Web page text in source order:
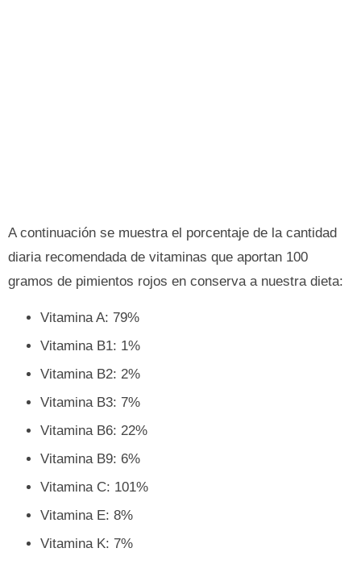
A continuación se muestra el porcentaje de la cantidad
diaria recomendada de vitaminas que aportan 100
gramos de pimientos rojos en conserva a nuestra dieta:
Vitamina A: 79%
Vitamina B1: 1%
Vitamina B2: 2%
Vitamina B3: 7%
Vitamina B6: 22%
Vitamina B9: 6%
Vitamina C: 101%
Vitamina E: 8%
Vitamina K: 7%